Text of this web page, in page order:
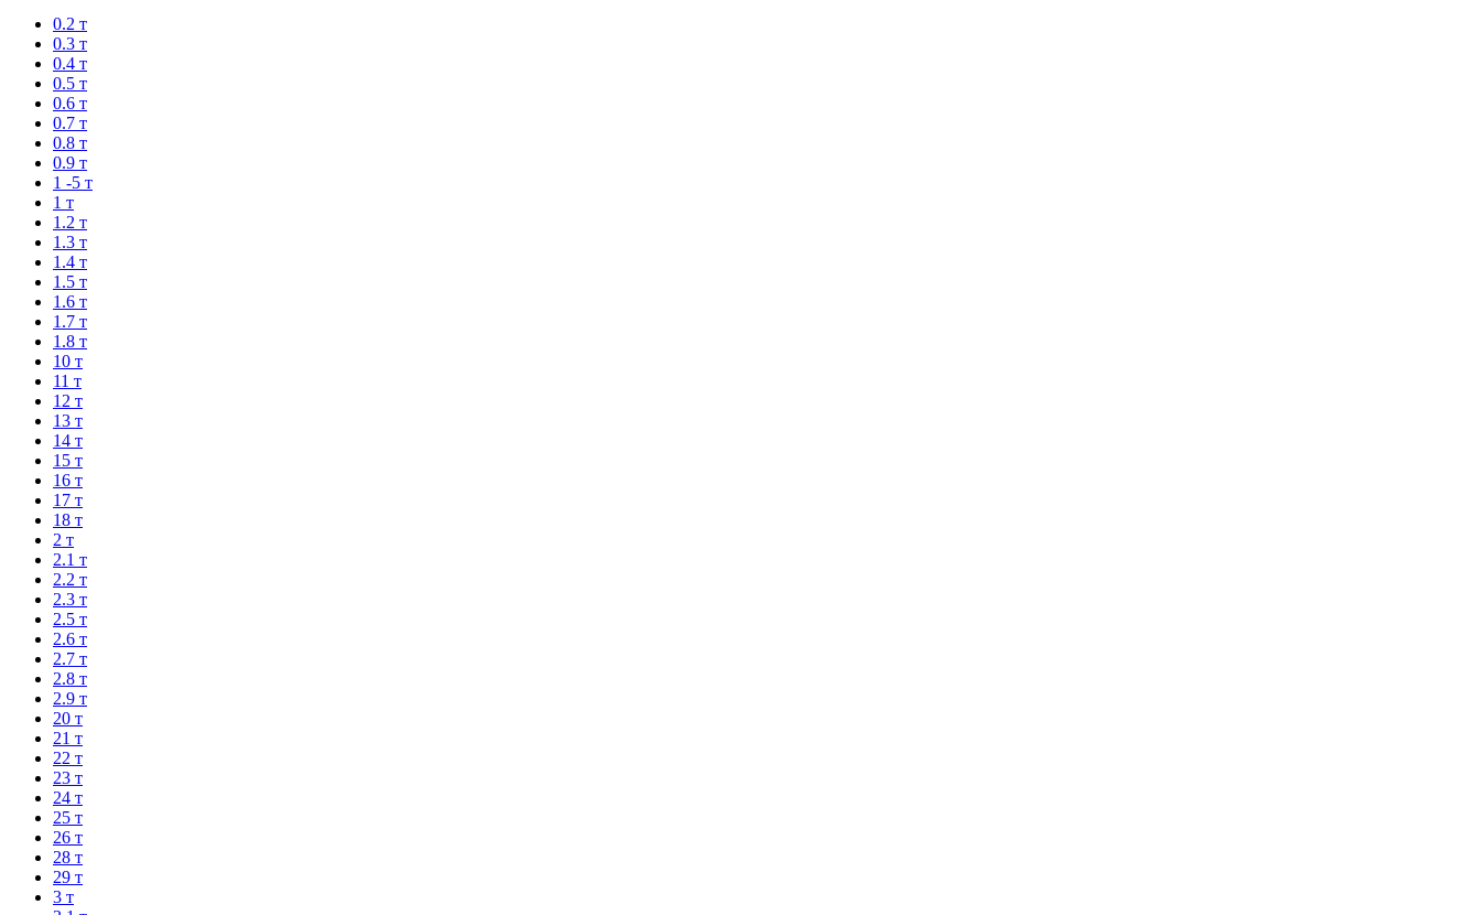
0.2 т
0.3 т
0.4 т
0.5 т
0.6 т
0.7 т
0.8 т
0.9 т
1 -5 т
1 т
1.2 т
1.3 т
1.4 т
1.5 т
1.6 т
1.7 т
1.8 т
10 т
11 т
12 т
13 т
14 т
15 т
16 т
17 т
18 т
2 т
2.1 т
2.2 т
2.3 т
2.5 т
2.6 т
2.7 т
2.8 т
2.9 т
20 т
21 т
22 т
23 т
24 т
25 т
26 т
28 т
29 т
3 т